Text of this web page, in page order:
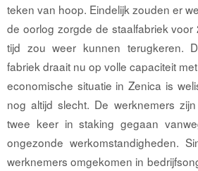
teken van hoop. Eindelijk zouden er
de oorlog zorgde de staalfabriek
tijd zou weer kunnen terugkeren.
fabriek draait nu op volle capaciteit
economische situatie in Zenica is
nog altijd slecht. De werknemers
twee keer in staking gegaan
ongezonde werkomstandigheden.
werknemers omgekomen in